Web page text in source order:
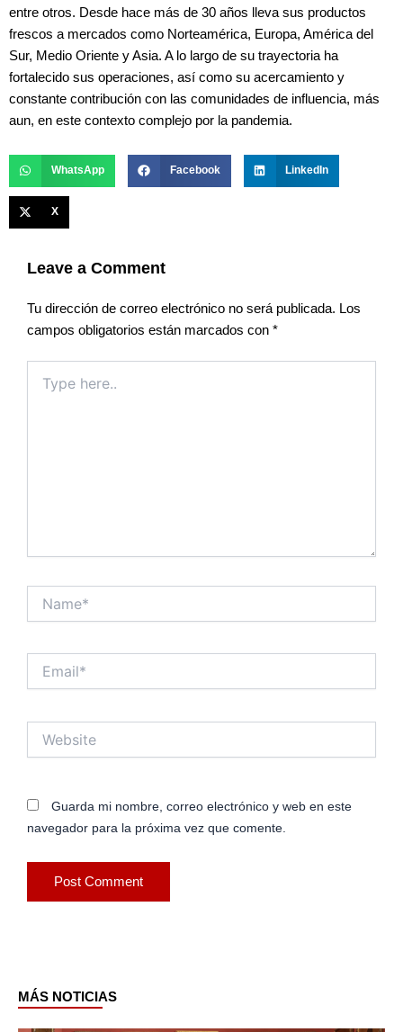
entre otros. Desde hace más de 30 años lleva sus productos
frescos a mercados como Norteamérica, Europa, América del
Sur, Medio Oriente y Asia. A lo largo de su trayectoria ha
fortalecido sus operaciones, así como su acercamiento y
constante contribución con las comunidades de influencia, más
aun, en este contexto complejo por la pandemia.
WhatsApp Facebook LinkedIn
X
Leave a Comment
Tu dirección de correo electrónico no será publicada. Los
campos obligatorios están marcados con *
here..
Guarda mi nombre, correo electrónico y web en este
navegador para la próxima vez que comente.
MÁS NOTICIAS